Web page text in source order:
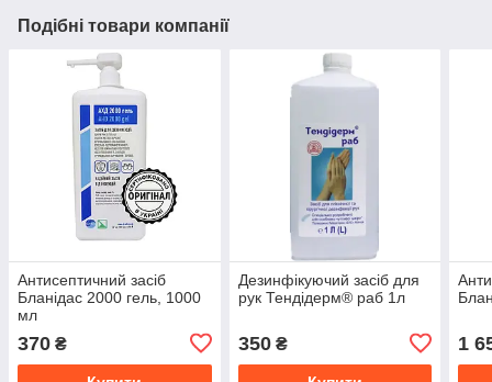
Подібні товари компанії
Антисептичний засіб
Бланідас 2000 гель, 1000
мл
370 ₴
Дезинфікуючий засіб для
рук Тендідерм® раб 1л
350₴ 1